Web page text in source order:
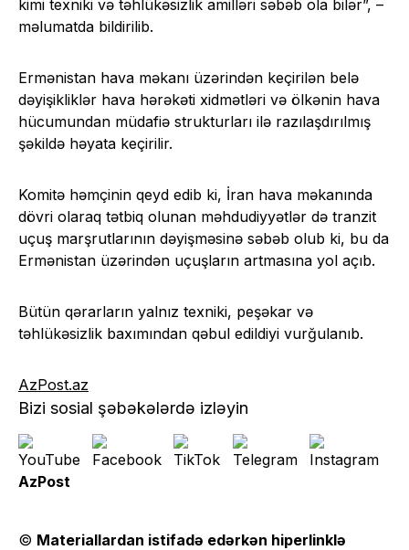
kimi texniki və təhlükəsizlik amilləri səbəb ola bilər”, –
məlumatda bildirilib.
Ermənistan hava məkanı üzərindən keçirilən belə
dəyişikliklər hava hərəkəti xidmətləri və ölkənin hava
hücumundan müdafiə strukturları ilə razılaşdırılmış
şəkildə həyata keçirilir.
Komitə həmçinin qeyd edib ki, İran hava məkanında
dövri olaraq tətbiq olunan məhdudiyyətlər də tranzit
uçuş marşrutlarının dəyişməsinə səbəb olub ki, bu da
Ermənistan üzərindən uçuşların artmasına yol açıb.
Bütün qərarların yalnız texniki, peşəkar və
təhlükəsizlik baxımından qəbul edildiyi vurğulanıb.
AzPost.az
Bizi sosial şəbəkələrdə izləyin
AzPost
© Materiallardan istifadə edərkən hiperlinklə